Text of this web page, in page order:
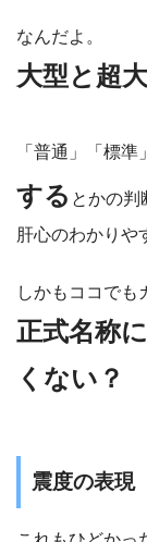
なんだよ。
大型と超
「普通」「標
する とかの判
肝心のわかりや
しかもココでも
正式名称
くない？
震度の表現